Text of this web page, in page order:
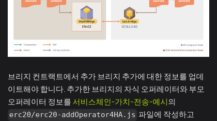
브리지 컨트랙트에서 추가 브리지 추가에 대한 정보를 업데
이트해야 합니다. 추가한 브리지의 자식 오퍼레이터와 부모
오퍼레이터 정보를 서비스체인-가치-전송-예시의
erc20/erc20-addOperator4HA.js 파일에 작성하고